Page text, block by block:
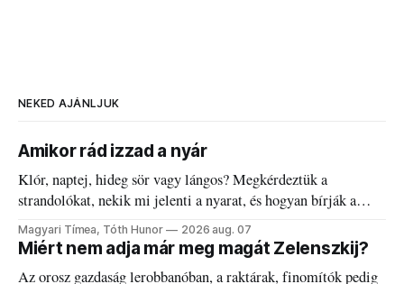
NEKED AJÁNLJUK
Amikor rád izzad a nyár
Klór, naptej, hideg sör vagy lángos? Megkérdeztük a
strandolókat, nekik mi jelenti a nyarat, és hogyan bírják a
kánikulát.
Magyari Tímea, Tóth Hunor 2026 aug. 07
Miért nem adja már meg magát Zelenszkij?
Az orosz gazdaság lerobbanóban, a raktárak, finomítók pedig